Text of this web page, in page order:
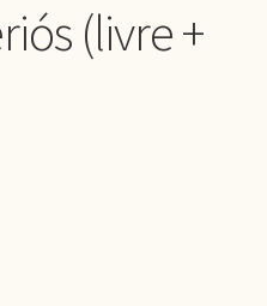
(livre +